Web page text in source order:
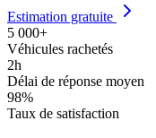
Estimation gratuite
5 000+
Véhicules rachetés
2h
Délai de réponse moyen
98%
Taux de satisfaction